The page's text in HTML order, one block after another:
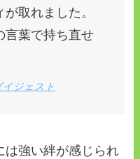
取れました。
言葉で持ち直せ
ジェスト
は強い絆が感じられ